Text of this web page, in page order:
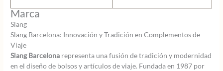
Marca
Slang
Slang Barcelona: Innovación y Tradición en Complementos de
Viaje
Slang Barcelona representa una fusión de tradición y modernidad
en el diseño de bolsos y artículos de viaje. Fundada en 1987 por